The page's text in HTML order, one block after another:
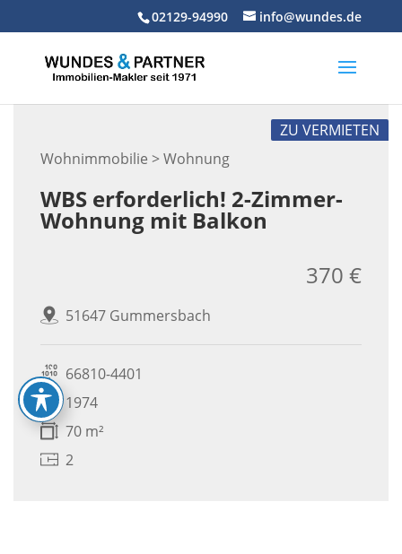
02129-94990 info@wundes.de
Wohnimmobilie > Wohnung
ZU VERMIETEN
WBS erforderlich! 2-Zimmer-
Wohnung mit Balkon
51647 Gummersbach
370 €
66810-4401
1974
70 m²
2